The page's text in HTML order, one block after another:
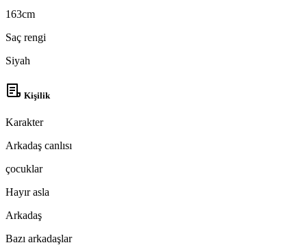
163cm
Saç rengi
Siyah
Kişilik
Karakter
Arkadaş canlısı
çocuklar
Hayır asla
Arkadaş
Bazı arkadaşlar